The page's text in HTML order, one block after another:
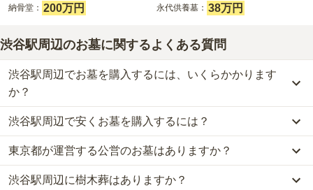
納骨堂： 200万円 永代供養墓： 38万円
渋谷駅周辺のお墓に関するよくある質問
渋谷駅周辺でお墓を購入するには、いくらかかります
か？
渋谷駅周辺での購入費用の目安は、一般墓が約486万円、樹木葬が
約106万円、納骨堂が約200万円、永代供養墓が約38万円です。
一般墓を建てる場合は、「永代使用料（土地代）」と「墓石代」の
2つが主な費用となります。
渋谷駅周辺の一般墓の永代使用料の平均は
東
渋谷駅周辺で安くお墓を購入するには？
渋谷駅周辺で一番安価なお墓は、蔵田山 聖徳寺の永代供養墓
で、
20万円からお求めいただけます。
一般的に最も費用を抑えられるのは、他の方のご遺骨と一緒に埋葬
東京都が運営する公営のお墓はありますか？
渋谷駅周辺には、公営の霊園の掲載がありません。
渋谷駅周辺に樹木葬はありますか？